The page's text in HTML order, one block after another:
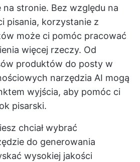
na stronie. Bez względu na
pisania, korzystanie z
może ci pomóc pracować
więcej rzeczy. Od
produktów do posty w
narzędzia AI mogą
wyjścia, aby pomóc ci
pisarski.
chciał wybrać
do generowania
wysokiej jakości